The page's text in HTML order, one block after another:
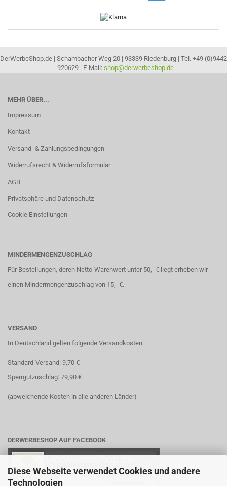
Diese Webseite verwendet Cookies und andere
Technologien
DerWerbeShop.de | Schambacher Weg 20 | 93339 Riedenburg | Tel. +49 (0)9442
- 920629 | E-Mail: shop@derwerbeshop.de
MEHR ÜBER...
Impressum
Kontakt
Versand- & Zahlungsbedingungen
Widerrufsrecht & Widerrufsformular
AGB
Privatsphäre und Datenschutz
Cookie Einstellungen
MINDERMENGENZUSCHLAG
Für Bestellungen, deren Netto-Warenwert unter 50,- € liegt erheben wir
einen Mindermengenzuschlag von 15,- €.
VERSAND
In Deutschland gelten folgende Versandkosten:
Standard-Versand: 9,70 €
Sperrgutzuschlag: 79,90 €
(abweichende Kosten in alle anderen Länder)
DERWERBESHOP AUF FACEBOOK